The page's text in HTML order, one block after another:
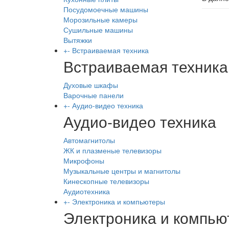
Посудомоечные машины
Морозильные камеры
Сушильные машины
Вытяжки
+- Встраиваемая техника
Встраиваемая техника
Духовые шкафы
Варочные панели
+- Аудио-видео техника
Аудио-видео техника
Автомагнитолы
ЖК и плазменые телевизоры
Микрофоны
Музыкальные центры и магнитолы
Кинескопные телевизоры
Аудиотехника
+- Электроника и компьютеры
Электроника и